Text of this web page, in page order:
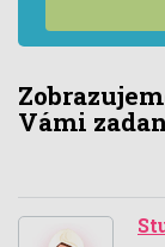
Vámi